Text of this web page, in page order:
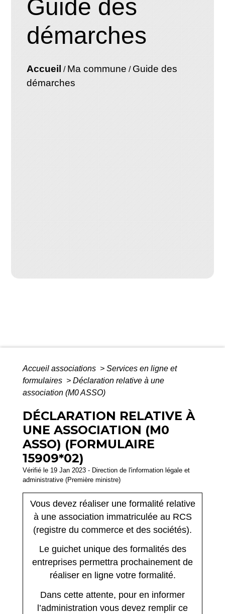
Guide des
démarches
Accueil / Ma commune / Guide des
démarches
Accueil associations > Services en ligne et
formulaires > Déclaration relative à une
association (M0 ASSO)
DÉCLARATION RELATIVE À
UNE ASSOCIATION (M0
ASSO) (FORMULAIRE
15909*02)
Vérifié le 19 Jan 2023 - Direction de l'information légale et
administrative (Première ministre)
Vous devez réaliser une formalité relative
à une association immatriculée au RCS
(registre du commerce et des sociétés).
Le guichet unique des formalités des
entreprises permettra prochainement de
réaliser en ligne votre formalité.
Dans cette attente, pour en informer
l’administration vous devez remplir ce